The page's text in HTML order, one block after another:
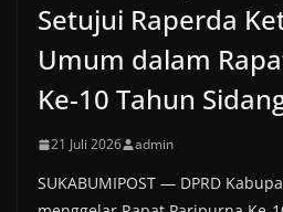
Setujui Raperda
Umum dalam
Ke-10 Tahun
21 Juli 2026 admin
SUKABUMIPOST — DPRD